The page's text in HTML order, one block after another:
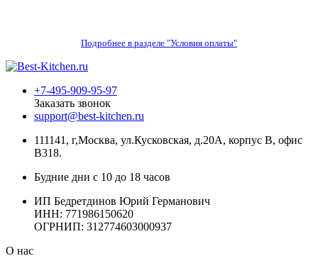
Подробнее в разделе "Условия оплаты"
+7-495-909-95-97
Заказать звонок
support@best-kitchen.ru
111141, г,Москва, ул.Кусковская, д.20А, корпус В, офис
В318.
Будние дни с 10 до 18 часов
ИП Бедретдинов Юрий Германович
ИНН: 771986150620
ОГРНИП: 312774603000937
О нас